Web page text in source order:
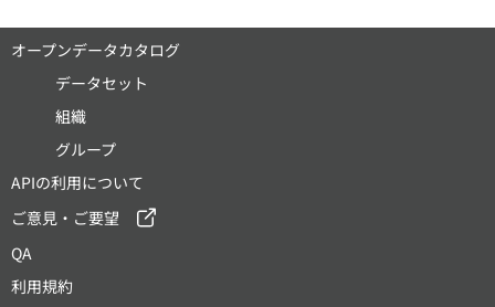
オープンデータカタログ
データセット
組織
グループ
APIの利用について
ご意見・ご要望
QA
利用規約